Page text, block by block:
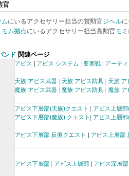
官
にいるアクセサリー担当の賞勲官ジヘル
モム拠点にいるアクセサリー担当賞勲官モミ
ンド 関連ページ
アビス アビス システム 要塞戦 アーテ
天族 アビス武器 天族 アビス防具
天族 ア
魔族 アビス武器
魔族 アビス防具 魔族 ア
アビス下層部(天族)クエスト アビス上層
アビス下層部(魔族) クエスト
アビス上層
アビス下層部 反復クエスト アビス上層部
アビス下層部 アビス上層部 アビス深層部